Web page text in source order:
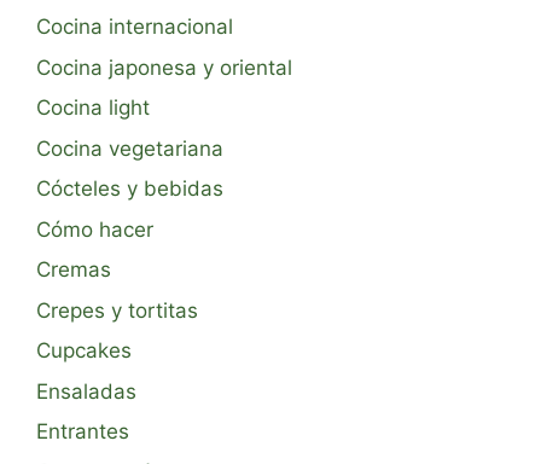
Cocina internacional
Cocina japonesa y oriental
Cocina light
Cocina vegetariana
Cócteles y bebidas
Cómo hacer
Cremas
Crepes y tortitas
Cupcakes
Ensaladas
Entrantes